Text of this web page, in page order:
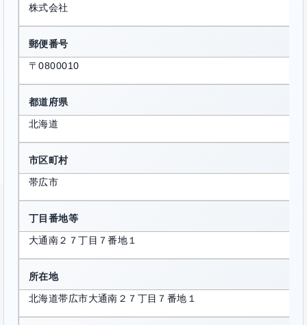
株式会社
郵便番号
〒0800010
都道府県
北海道
市区町村
帯広市
丁目番地等
大通南２７丁目７番地１
所在地
北海道帯広市大通南２７丁目７番地１